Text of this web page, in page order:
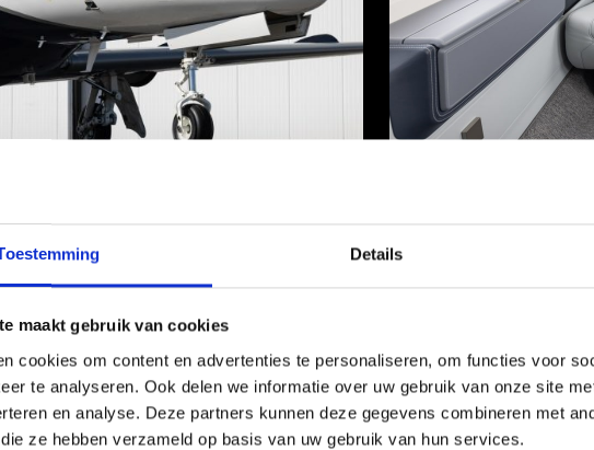
Details
maakt gebruik van cookies
cookies om content en advertenties te personaliseren, om functies voor
te analyseren. Ook delen we informatie over uw gebruik van onze site
en analyse. Deze partners kunnen deze gegevens combineren met
ze hebben verzameld op basis van uw gebruik van hun services.